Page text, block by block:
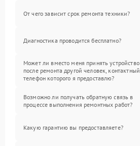
От чего зависит срок ремонта техники?
Диагностика проводится бесплатно?
Может ли вместо меня принять устройство
после ремонта другой человек, контактный
телефон которого я предоставлю?
Возможно ли получать обратную связь в
процессе выполнения ремонтных работ?
Какую гарантию вы предоставляете?